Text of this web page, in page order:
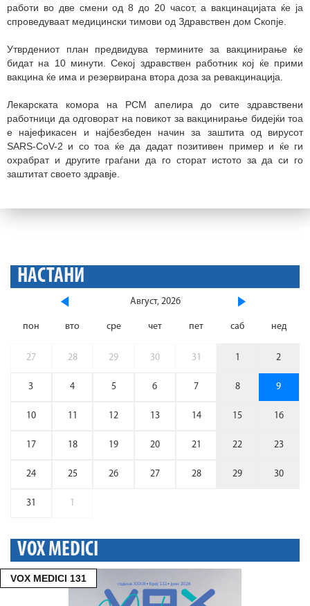
работи во две смени од 8 до 20 часот, а вакцинацијата ќе ја
спроведуваат медицински тимови од Здравствен дом Скопје.
Утврдениот план предвидува термините за вакцинирање ќе
бидат на 10 минути. Секој здравствен работник кој ќе прими
вакцина ќе има и резервирана втора доза за ревакцинација.
Лекарската комора на РСМ апелира до сите здравствени
работници да одговорат на повикот за вакцинирање бидејќи тоа
е најефикасен и најбезбеден начин за заштита од вирусот
SARS-CoV-2 и со тоа ќе да дадат позитивен пример и ќе ги
охрабрат и другите граѓани да го сторат истото за да си го
заштитат своето здравје.
НАСТАНИ
Август, 2026
пон вто сре чет пет саб нед
27 28 29 30 31 1 2
3 4 5 6 7 8 9
10 11 12 13 14 15 16
17 18 19 20 21 22 23
24 25 26 27 28 29 30
31 1
VOX MEDICI
VOX MEDICI 131